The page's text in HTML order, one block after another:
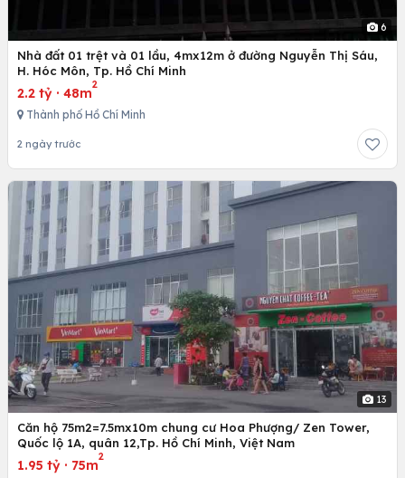
6
Nhà đất 01 trệt và 01 lầu, 4mx12m ở đường Nguyễn Thị Sáu,
H. Hóc Môn, Tp. Hồ Chí Minh
2.2 tỷ · 48m
2
Thành phố Hồ Chí Minh
2 ngày trước
13
Căn hộ 75m2=7.5mx10m chung cư Hoa Phượng/ Zen Tower,
Quốc lộ 1A, quân 12,Tp. Hồ Chí Minh, Việt Nam
1.95 tỷ · 75m
2